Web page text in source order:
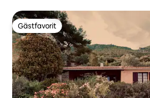
Gästfavorit
Gästfavorit